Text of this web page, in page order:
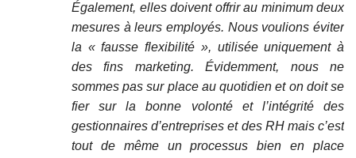
Également, elles doivent offrir au minimum deux
mesures à leurs employés. Nous voulions éviter
la « fausse flexibilité », utilisée uniquement à
des fins marketing. Évidemment, nous ne
sommes pas sur place au quotidien et on doit se
fier sur la bonne volonté et l’intégrité des
gestionnaires d’entreprises et des RH mais c’est
tout de même un processus bien en place